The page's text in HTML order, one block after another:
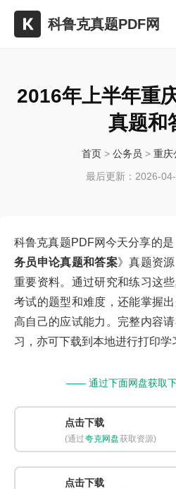
科鲁克真题PDF网
2016年上半年重
真题和
首页 > 公务员 > 重庆
最后更新：2026-
科鲁克真题PDF网今天分享的是
务员申论真题和答案》真题资
重要资料。通过研究和练习这
考试的题型和难度，还能掌握
高自己的应试能力。完整内容
习，亦可下载到本地进行打印学
—— 通过下面网盘获取
点击下载
(通过夸克网盘获取资源)
点击下载